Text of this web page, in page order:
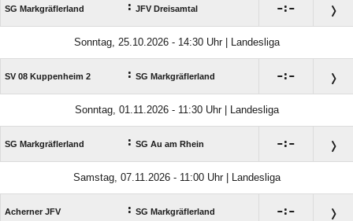
SG Markgräflerland : JFV Dreisamtal :
Sonntag, 25.10.2026 - 14:30 Uhr | Landesliga
SV 08 Kuppenheim 2 : SG Markgräflerland :
Sonntag, 01.11.2026 - 11:30 Uhr | Landesliga
SG Markgräflerland : SG Au am Rhein :
Samstag, 07.11.2026 - 11:00 Uhr | Landesliga
Acherner JFV : SG Markgräflerland :